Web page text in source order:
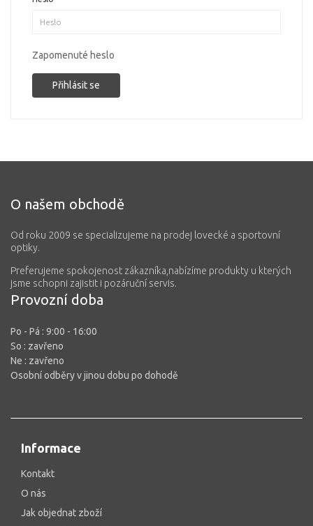
Zapomenuté heslo
O našem obchodě
Od roku 2009 se specializujeme na prodej lovecké a sportovní
optiky.
Preferujeme spokojenost zákazníka,nabízíme produkty u kterých
jsme schopni zajistit i pozáruční servis.
Provozní doba
Po - Pá : 9:00 - 16:00
So : zavřeno
Ne : zavřeno
Osobní odběry v jinou dobu po dohodě
Informace
Kontakt
O nás
Jak objednat zboží